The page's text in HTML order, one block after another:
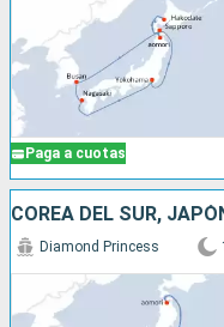
Paga a cuotas
COREA DEL SUR,
Diamond Princess